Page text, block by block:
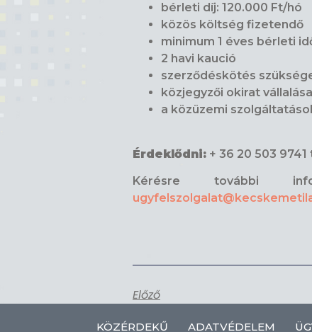
bérleti díj: 120.000 Ft/hó
közös költség fizetendő
minimum 1 éves bérleti
2 havi kaució
szerződéskötés
közjegyzői okirat
a közüzemi
Érdeklődni: + 36 20 503
Kérésre további
Előző
KÖZÉRDEKŰ ADATVÉDELEM